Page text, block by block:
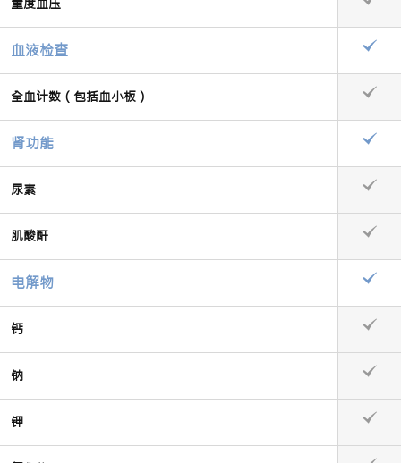
量度血压
血液检查
全血计数（包括血小板）
肾功能
尿素
肌酸酐
电解物
钙
钠
钾